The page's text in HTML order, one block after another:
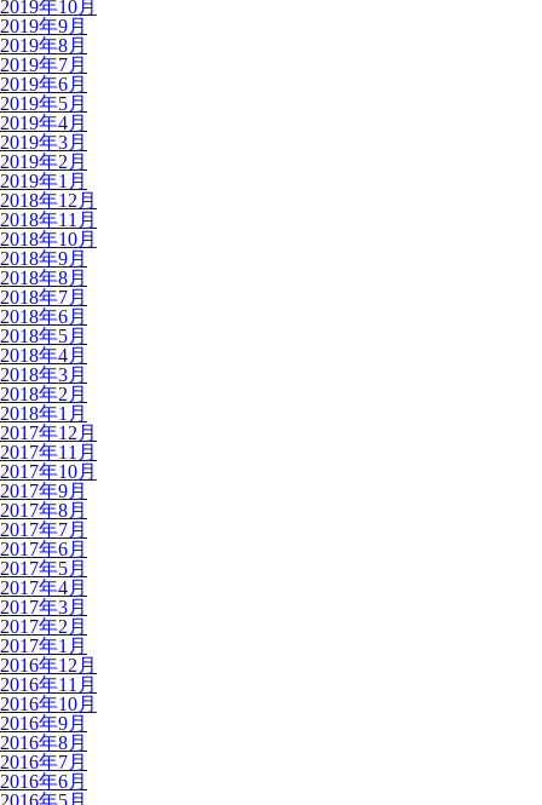
2019年10月
2019年9月
2019年8月
2019年7月
2019年6月
2019年5月
2019年4月
2019年3月
2019年2月
2019年1月
2018年12月
2018年11月
2018年10月
2018年9月
2018年8月
2018年7月
2018年6月
2018年5月
2018年4月
2018年3月
2018年2月
2018年1月
2017年12月
2017年11月
2017年10月
2017年9月
2017年8月
2017年7月
2017年6月
2017年5月
2017年4月
2017年3月
2017年2月
2017年1月
2016年12月
2016年11月
2016年10月
2016年9月
2016年8月
2016年7月
2016年6月